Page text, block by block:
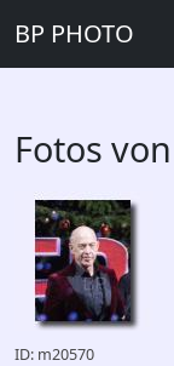
BP PHOTO
Fotos
ID: m20570